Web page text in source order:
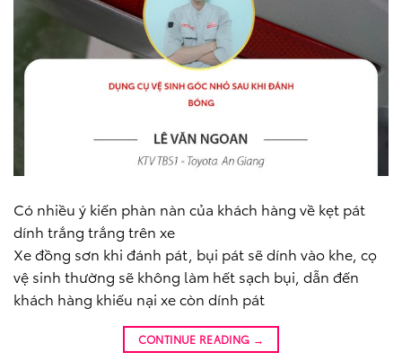
Có nhiều ý kiến phàn nàn của khách hàng về kẹt pát
dính trắng trắng trên xe
Xe đồng sơn khi đánh pát, bụi pát sẽ dính vào khe, cọ
vệ sinh thường sẽ không làm hết sạch bụi, dẫn đến
khách hàng khiếu nại xe còn dính pát
CONTINUE READING →